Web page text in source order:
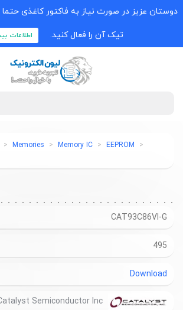
دوستان عزیز در صورت نیاز به فاکتور کاغذی
تیک آن را فعال کنید. اطلاعات
Memories Memory IC
EEPROM
CAT93C86VI-G
495
Download